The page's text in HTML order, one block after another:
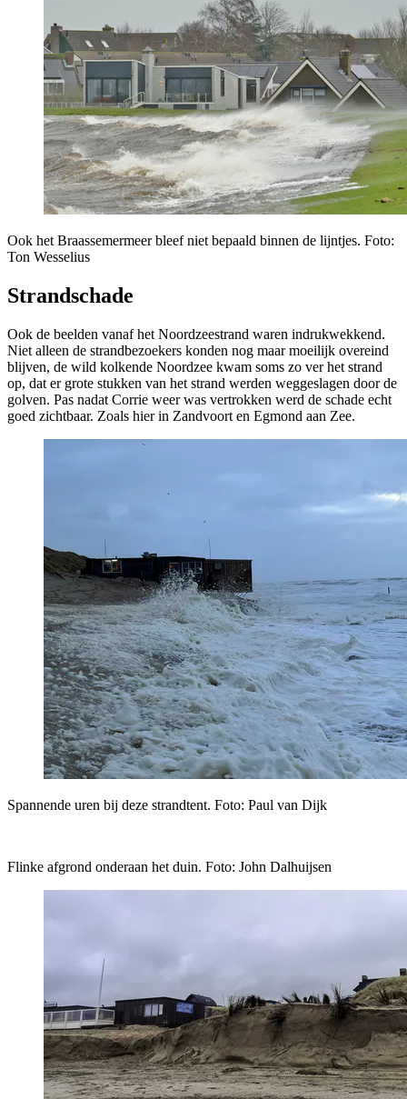
Ook het Braassemermeer bleef niet bepaald binnen de lijntjes. Foto:
Ton Wesselius
Strandschade
Ook de beelden vanaf het Noordzeestrand waren indrukwekkend.
Niet alleen de strandbezoekers konden nog maar moeilijk overeind
blijven, de wild kolkende Noordzee kwam soms zo ver het strand
op, dat er grote stukken van het strand werden weggeslagen door de
golven. Pas nadat Corrie weer was vertrokken werd de schade echt
goed zichtbaar. Zoals hier in Zandvoort en Egmond aan Zee.
Spannende uren bij deze strandtent. Foto: Paul van Dijk
Flinke afgrond onderaan het duin. Foto: John Dalhuijsen